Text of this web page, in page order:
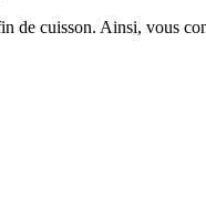
de cuisson. Ainsi, vous